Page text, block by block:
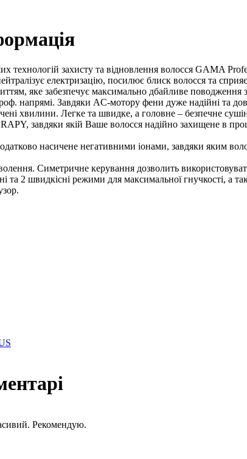
технологій захисту та відновлення волосся GAMA
електризацію, посилює блиск волосся та
яке забезпечує максимально дбайливе
напрямі. Завдяки AC-мотору фени дуже надійні та
хвилини. Легке та швидке, а головне – безпечне
завдяки якій Ваше волосся надійно захищене в
насичене негативними іонами, завдяки яким
Симетричне керування дозволить
2 швидкісні режими для максимальної гнучкості, а
Рекомендую.